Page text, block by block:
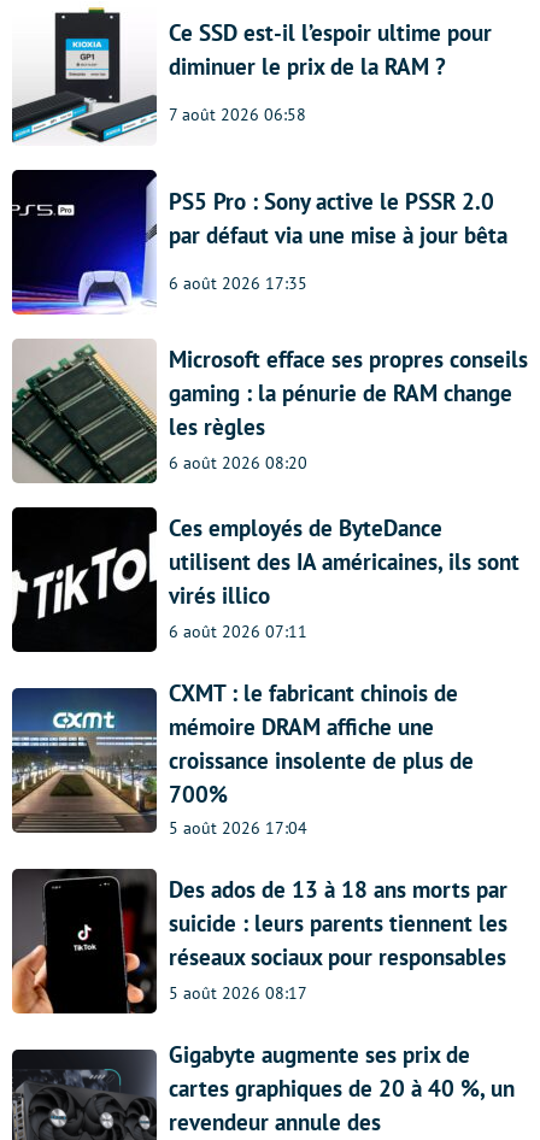
Ce SSD est-il l’espoir ultime pour
diminuer le prix de la RAM ?
7 août 2026 06:58
PS5 Pro : Sony active le PSSR 2.0
par défaut via une mise à jour bêta
6 août 2026 17:35
Microsoft efface ses propres conseils
gaming : la pénurie de RAM change
les règles
6 août 2026 08:20
Ces employés de ByteDance
utilisent des IA américaines, ils sont
virés illico
6 août 2026 07:11
CXMT : le fabricant chinois de
mémoire DRAM affiche une
croissance insolente de plus de
700%
5 août 2026 17:04
Des ados de 13 à 18 ans morts par
suicide : leurs parents tiennent les
réseaux sociaux pour responsables
5 août 2026 08:17
Gigabyte augmente ses prix de
cartes graphiques de 20 à 40 %, un
revendeur annule des